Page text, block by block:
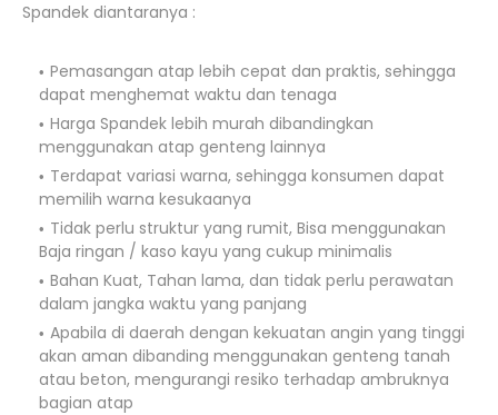
Spandek diantaranya :
Pemasangan atap lebih cepat dan praktis, sehingga
dapat menghemat waktu dan tenaga
Harga Spandek lebih murah dibandingkan
menggunakan atap genteng lainnya
Terdapat variasi warna, sehingga konsumen dapat
memilih warna kesukaanya
Tidak perlu struktur yang rumit, Bisa menggunakan
Baja ringan / kaso kayu yang cukup minimalis
Bahan Kuat, Tahan lama, dan tidak perlu perawatan
dalam jangka waktu yang panjang
Apabila di daerah dengan kekuatan angin yang tinggi
akan aman dibanding menggunakan genteng tanah
atau beton, mengurangi resiko terhadap ambruknya
bagian atap